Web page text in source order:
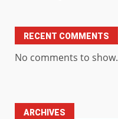
RECENT COMMENTS
No comments to show.
ARCHIVES